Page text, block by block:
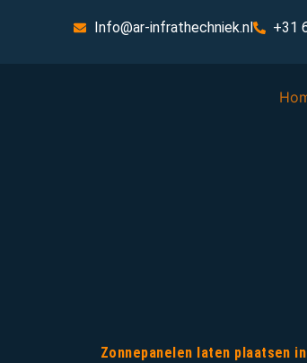
Info@ar-infrathechniek.nl +31
Zonnepanelen laten plaatsen